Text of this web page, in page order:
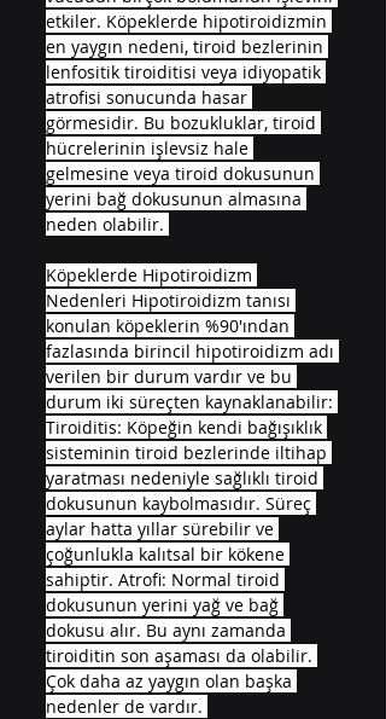
etkiler. Köpeklerde hipotiroidizmin
en yaygın nedeni, tiroid bezlerinin
lenfositik tiroiditisi veya idiyopatik
atrofisi sonucunda hasar
görmesidir. Bu bozukluklar, tiroid
hücrelerinin işlevsiz hale
gelmesine veya tiroid dokusunun
yerini bağ dokusunun almasına
neden olabilir.
Köpeklerde Hipotiroidizm
Nedenleri Hipotiroidizm tanısı
konulan köpeklerin %90'ından
fazlasında birincil hipotiroidizm adı
verilen bir durum vardır ve bu
durum iki süreçten kaynaklanabilir:
Tiroiditis: Köpeğin kendi bağışıklık
sisteminin tiroid bezlerinde iltihap
yaratması nedeniyle sağlıklı tiroid
dokusunun kaybolmasıdır. Süreç
aylar hatta yıllar sürebilir ve
çoğunlukla kalıtsal bir kökene
sahiptir. Atrofi: Normal tiroid
dokusunun yerini yağ ve bağ
dokusu alır. Bu aynı zamanda
tiroiditin son aşaması da olabilir.
Çok daha az yaygın olan başka
nedenler de vardır.